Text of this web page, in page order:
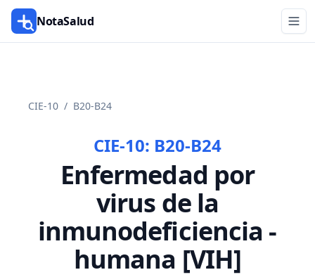
NotaSalud
CIE-10 / B20-B24
CIE-10: B20-B24
Enfermedad por
virus de la
inmunodeficiencia ­
humana [VIH]